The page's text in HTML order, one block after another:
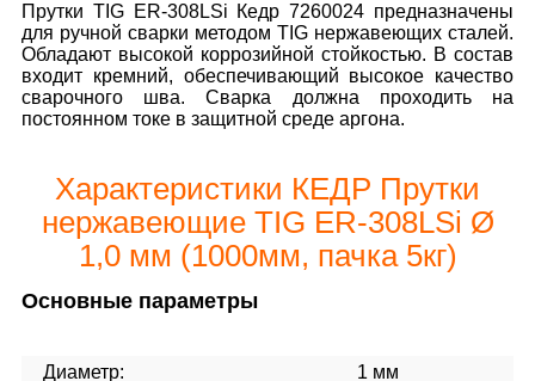
Прутки TIG ER-308LSi Кедр 7260024 предназначены
для ручной сварки методом TIG нержавеющих сталей.
Обладают высокой коррозийной стойкостью. В состав
входит кремний, обеспечивающий высокое качество
сварочного шва. Сварка должна проходить на
постоянном токе в защитной среде аргона.
Характеристики КЕДР Прутки
нержавеющие TIG ER-308LSi Ø
1,0 мм (1000мм, пачка 5кг)
Основные параметры
Диаметр: 1 мм